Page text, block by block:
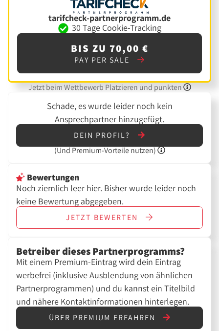
tarifcheck-partnerprogramm.de
30 Tage Cookie-Tracking
BIS ZU 70,00 €
PAY PER SALE
Jetzt beim Wettbewerb Platzieren und punkten
Schade, es wurde leider noch kein
Ansprechpartner hinzugefügt.
DEIN PROFIL?
(UndPremium-Vorteile nutzen)
Bewertungen
Noch ziemlich leer hier. Bisher wurde leider noch
keine Bewertung abgegeben.
JETZT BEWERTEN
Betreiber dieses Partnerprogramms?
Mit einem Premium-Eintrag wird dein Eintrag
werbefrei (inklusive Ausblendung von ähnlichen
Partnerprogrammen) und du kannst ein Titelbild
und nähere Kontaktinformationen hinterlegen.
ÜBER PREMIUM ERFAHREN